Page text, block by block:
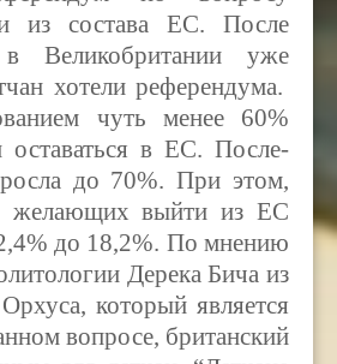
из состава ЕС. После
в Великобритании уже
хотели референдума.
чуть менее 60%
оставаться в ЕС. После-
до 70%. При этом,
желающих выйти из ЕС
до 18,2%. По мнению
Дерека Бича из
который является
вопросе, британский